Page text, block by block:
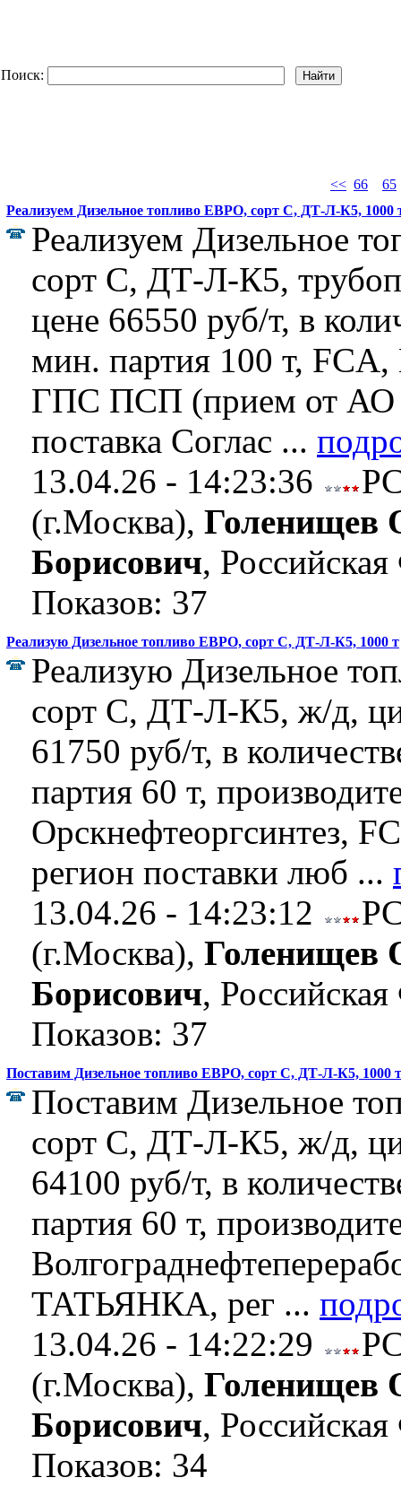
Поиск:
<< 66
65
Реализуем Дизельное топливо ЕВРО, сорт С, ДТ-Л-К5, 1000
Реализуем Дизельное
сорт С, ДТ-Л-К5,
цене 66550 руб/т, в
мин. партия 100 т,
ГПС ПСП (прием от
поставка Соглас ...
13.04.26 - 14:23:36
(г.Москва), Голенищев
Борисович,
Показов: 37
Реализую Дизельное топливо ЕВРО, сорт C, ДТ-Л-К5, 1000 т
Реализую Дизельное
сорт C, ДТ-Л-К5, ж/д,
61750 руб/т, в
партия 60 т,
Орскнефтеоргсинтез,
регион поставки люб ...
13.04.26 - 14:23:12
(г.Москва), Голенищев
Борисович,
Показов: 37
Поставим Дизельное топливо ЕВРО, сорт C, ДТ-Л-К5, 1000 т
Поставим Дизельное
сорт C, ДТ-Л-К5, ж/д,
64100 руб/т, в
партия 60 т,
ТАТЬЯНКА, рег ...
13.04.26 - 14:22:29
(г.Москва), Голенищев
Борисович,
Показов: 34